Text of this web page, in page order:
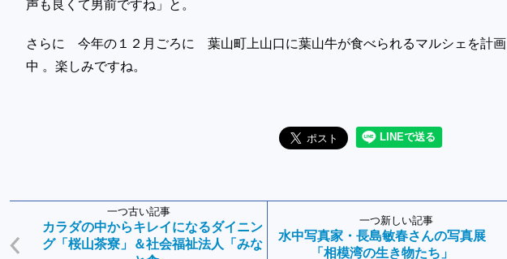
声も良くて男前ですね」と。
さらに 今年の１２月ごろに 葉山町上山口に葉山牛が食べられるマルシェを計画
中 。楽しみですね。
一つ古い記事
カラダの中からキレイになるダイニン
グ「桜山茶寮」＆社会福祉法人「みな
一つ新しい記事
水中写真家・長島敏春さんの写真展
「相模湾の生き物たち」